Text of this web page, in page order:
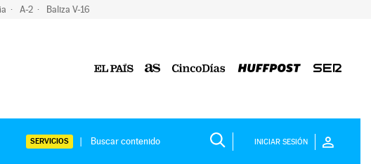
A-2 Baliza V-16
SERVICIOS INICIAR SESIÓN